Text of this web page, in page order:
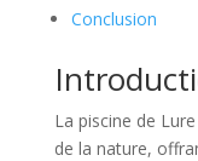
Conclusion
La piscine de
de la nature,